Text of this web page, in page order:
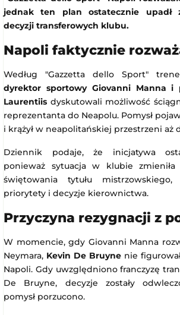
jednak ten plan ostatecznie upadł
decyzji transferowych klubu.
Napoli faktycznie
Według "Gazzetta dello Sport"
dyrektor sportowy Giovanni Manna i
Laurentiis dyskutowali możliwość
reprezentanta do Neapolu. Pomysł
i krążył w neapolitańskiej przestrzeni aż
Dziennik podaje, że inicjatywa
ponieważ sytuacja w klubie
świętowania tytułu
priorytety i decyzje kierownictwa.
Przyczyna rezygnacji z
W momencie, gdy Giovanni Manna
Neymara, Kevin De Bruyne nie
Napoli. Gdy uwzględniono franczyzę
De Bruyne, decyzje zostały
pomysł porzucono.